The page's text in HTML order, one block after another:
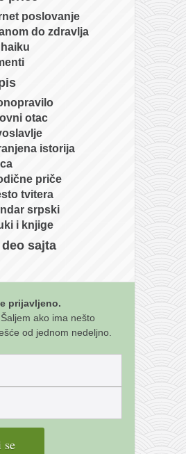
poslovanje
do zdravlja
otac
istorija
priče
tvitera
srpski
i knjige
sajta
prijavljeno.
ako ima nešto
od jednom nedeljno.